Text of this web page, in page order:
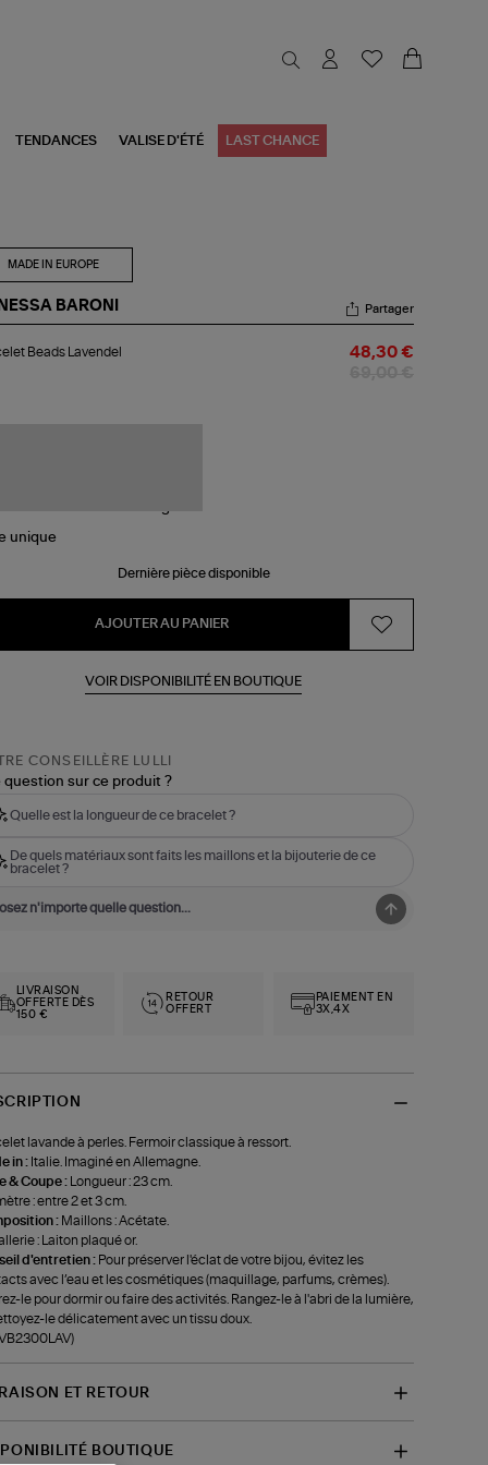
TENDANCES VALISE D'ÉTÉ LAST CHANCE
MADE IN EUROPE
BARONI Partager
Beads Lavendel 48,30 €
unique
Dernière pièce disponible
AJOUTER AU PANIER
VOIR DISPONIBILITÉ EN BOUTIQUE
CONSEILLÈRE LULLI
question sur ce produit ?
Quelle est la longueur de ce bracelet ?
De quels matériaux sont faits les maillons et la bijouterie de ce
bracelet ?
LIVRAISON
OFFERTE DÈS
150 €
RETOUR
OFFERT
PAIEMENT EN
3X,4X
lavande à perles. Fermoir classique à ressort.
in : Italie. Imaginé en Allemagne.
& Coupe :
Longueur : 23 cm.
: entre 2 et 3 cm.
: Maillons : Acétate.
: Laiton plaqué or.
d'entretien : Pour préserver l'éclat de votre bijou, évitez les
avec l’eau et les cosmétiques (maquillage, parfums, crèmes).
le pour dormir ou faire des activités. Rangez-le à l'abri de la lumière,
le délicatement avec un tissu doux.
ET RETOUR
BOUTIQUE